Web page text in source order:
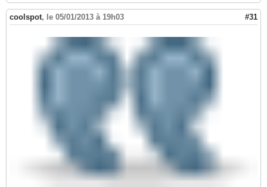
coolspot, le 05/01/2013 à 19h03 #31